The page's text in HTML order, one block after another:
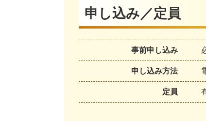
申し込み／定員
事前申し込み
申し込み方法
定員